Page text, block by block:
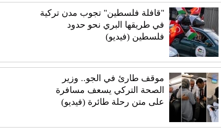
"قافلة فلسطين" تجوب مدن تركية
في طريقها البري نحو حدود
فلسطين (فيديو)
موقف طارئ في الجو.. وزير
الصحة التركي يسعف مسافرة
على متن رحلة طائرة (فيديو)